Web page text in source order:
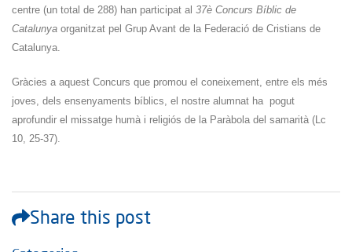
centre (un total de 288) han participat al 37è Concurs Bíblic de
Catalunya organitzat pel Grup Avant de la Federació de Cristians de
Catalunya.
Gràcies a aquest Concurs que promou el coneixement, entre els més
joves, dels ensenyaments bíblics, el nostre alumnat ha pogut
aprofundir el missatge humà i religiós de la Paràbola del samarità (Lc
10, 25-37).
Share this post